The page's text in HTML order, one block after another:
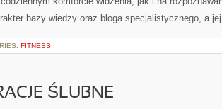
bazy wiedzy oraz bloga specjalistycznego, a
FITNESS
ŚLUBNE